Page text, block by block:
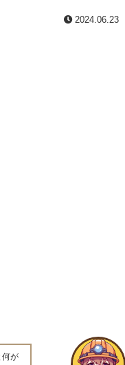
2024.06.23
何が